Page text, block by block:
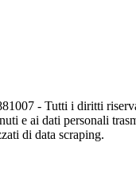
- Tutti i diritti
e ai dati personali
di data scraping.